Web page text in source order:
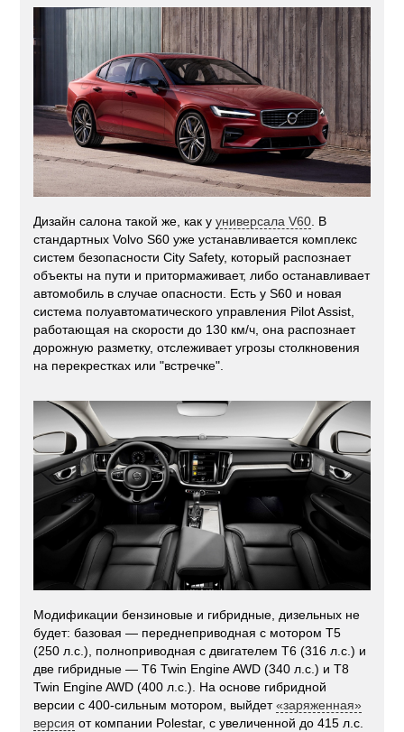
Дизайн салона такой же, как ууниверсала V60 . В
стандартных Volvo S60 уже устанавливается комплекс
систем безопасности City Safety, который распознает
объекты на пути и притормаживает, либо останавливает
автомобиль в случае опасности. Есть у S60 и новая
система полуавтоматического управления Pilot Assist,
работающая на скорости до 130 км/ч, она распознает
дорожную разметку, отслеживает угрозы столкновения
на перекрестках или "встречке".
Модификации бензиновые и гибридные, дизельных не
будет: базовая — переднеприводная с мотором T5
(250 л.с.), полноприводная с двигателем T6 (316 л.с.) и
две гибридные — T6 Twin Engine AWD (340 л.с.) и T8
Twin Engine AWD (400 л.с.). На основе гибридной
версии с 400-сильным мотором, выйдет«заряженная»
версия от компании Polestar, с увеличенной до 415 л.с.